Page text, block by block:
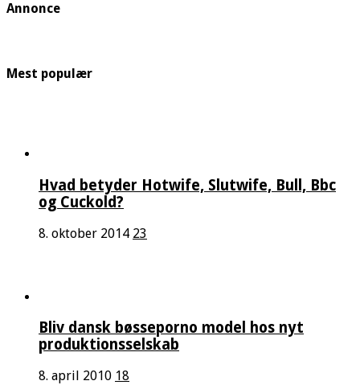
Annonce
Mest populær
Hvad betyder Hotwife, Slutwife, Bull, Bbc
og Cuckold?
8. oktober 2014 23
Bliv dansk bøsseporno model hos nyt
produktionsselskab
8. april 2010 18